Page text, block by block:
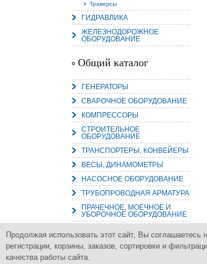
Траверсы
ГИДРАВЛИКА
ЖЕЛЕЗНОДОРОЖНОЕ
ОБОРУДОВАНИЕ
Общий каталог
ГЕНЕРАТОРЫ
СВАРОЧНОЕ ОБОРУДОВАНИЕ
КОМПРЕССОРЫ
СТРОИТЕЛЬНОЕ
ОБОРУДОВАНИЕ
ТРАНСПОРТЕРЫ, КОНВЕЙЕРЫ
ВЕСЫ, ДИНАМОМЕТРЫ
НАСОСНОЕ ОБОРУДОВАНИЕ
ТРУБОПРОВОДНАЯ АРМАТУРА
ПРАЧЕЧНОЕ, МОЕЧНОЕ И
УБОРОЧНОЕ ОБОРУДОВАНИЕ
Группа Компаний
ПромСнабКомплект
Комплексное
Продолжая использовать этот сайт, Вы
регистрации, корзины, заказов, сортировки и
качества работы сайта.